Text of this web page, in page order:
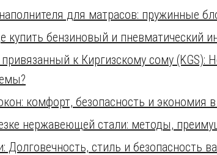
для матрасов: пружинные
купить бензиновый и пневматический
к Киргизскому сому (KGS):
комфорт, безопасность и экономия
нержавеющей стали: методы,
Долговечность, стиль и безопасность